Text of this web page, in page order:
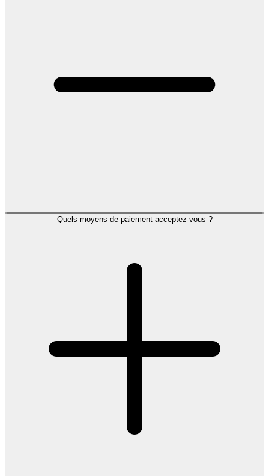
Quels moyens de paiement acceptez-vous ?